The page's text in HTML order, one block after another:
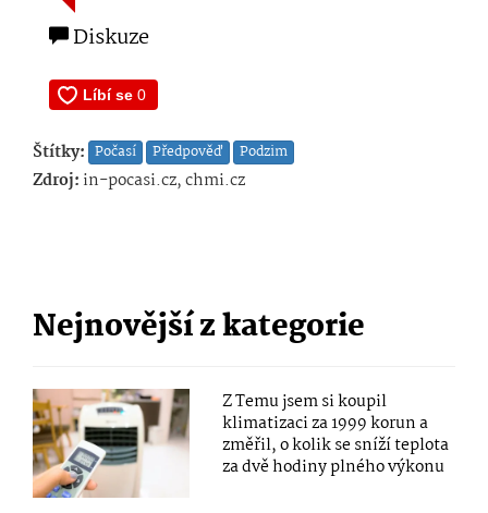
Diskuze
Štítky: Počasí Předpověď Podzim
Zdroj: in-pocasi.cz, chmi.cz
Nejnovější z kategorie
Z Temu jsem si koupil
klimatizaci za 1999 korun a
změřil, o kolik se sníží teplota
za dvě hodiny plného výkonu